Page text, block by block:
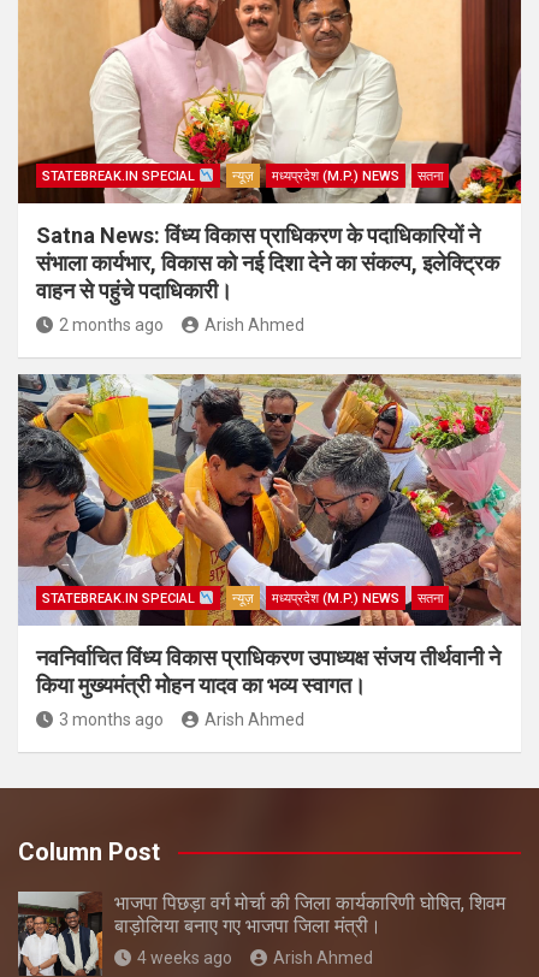
STATEBREAK.IN SPECIAL न्यूज़ मध्यप्रदेश (M.P.) NEWS सतना
Satna News: विंध्य विकास प्राधिकरण के पदाधिकारियों ने
संभाला कार्यभार, विकास को नई दिशा देने का संकल्प, इलेक्ट्रिक
वाहन से पहुंचे पदाधिकारी।
2 months ago Arish Ahmed
STATEBREAK.IN SPECIAL न्यूज़ मध्यप्रदेश (M.P.) NEWS सतना
नवनिर्वाचित विंध्य विकास प्राधिकरण उपाध्यक्ष संजय तीर्थवानी ने
किया मुख्यमंत्री मोहन यादव का भव्य स्वागत।
3 months ago Arish Ahmed
Column Post
भाजपा पिछड़ा वर्ग मोर्चा की जिला कार्यकारिणी घोषित, शिवम
बाड़ोलिया बनाए गए भाजपा जिला मंत्री।
4 weeks ago Arish Ahmed